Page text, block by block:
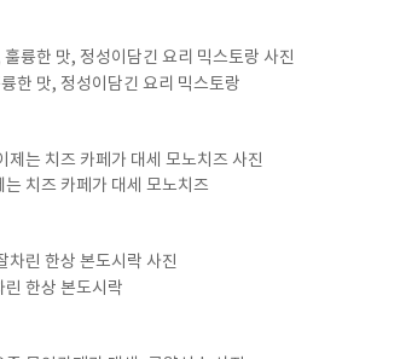
한 맛, 정성이담긴 요리 믹스토랑
는 치즈 카페가 대세 모노치즈
한상 본도시락